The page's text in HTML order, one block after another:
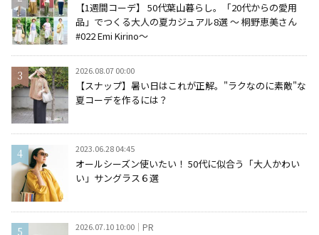
【1週間コーデ】 50代葉山暮らし。「20代からの愛用
品」でつくる大人の夏カジュアル8選 ～ 桐野恵美さん
#022 Emi Kirino～
2026.08.07 00:00
【スナップ】暑い日はこれが正解。"ラクなのに素敵"な
夏コーデを作るには？
2023.06.28 04:45
オールシーズン使いたい！ 50代に似合う「大人かわい
い」サングラス６選
2026.07.10 10:00 PR